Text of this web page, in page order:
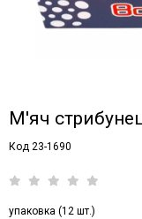
М'яч
Код 23-1690
упаковка (12 шт.)